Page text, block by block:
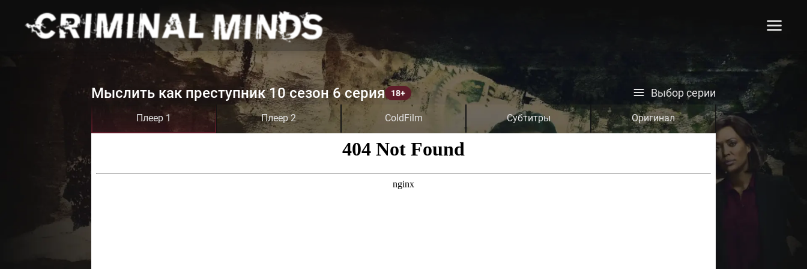
Мыслить как преступник 10 сезон 6 серия Выбор серии
Плеер 1 Плеер 2 ColdFilm Субтитры Оригинал